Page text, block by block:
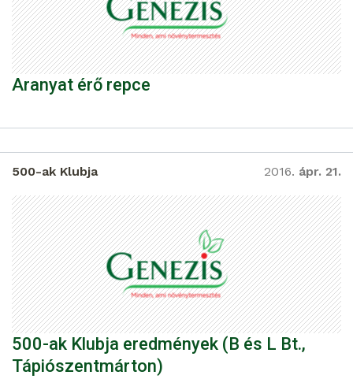
Aranyat érő repce
500-ak Klubja 2016. ápr. 21.
500-ak Klubja eredmények (B és L Bt.,
Tápiószentmárton)